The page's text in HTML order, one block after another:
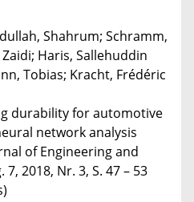
Shahrum; Schramm,
Haris, Sallehuddin
Tobias; Kracht, Frédéric
durability for automotive
network analysis
of Engineering and
7, 2018, Nr. 3, S. 47 – 53